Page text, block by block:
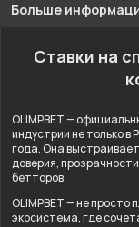
Больше
Ставки на
OLIMPBET —
индустрии не только в
года. Она
доверия,
бетторов.
OLIMPBET — не
экосистема, где